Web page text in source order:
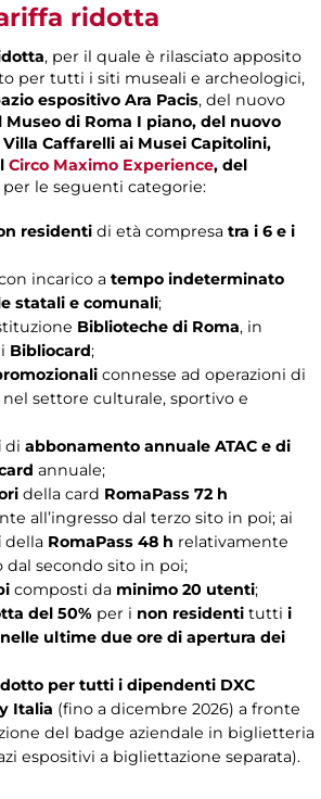
ridotta
, per il quale è rilasciato apposito
per tutti i siti museali e archeologici,
espositivo Ara Pacis, del nuovo
Museo di Roma I piano, del nuovo
Caffarelli ai Musei Capitolini,
Circo Maximo Experience, del
per le seguenti categorie:
residentidi età compresa tra i 6 e i
incarico a tempo indeterminato
statali e comunali;
Biblioteche di Roma, in
Bibliocard;
connesse ad operazioni di
settore culturale, sportivo e
di abbonamento annuale ATAC e di
annuale;
della card RomaPass 72 h
all’ingresso dal terzo sito in poi; ai
della RomaPass 48 h relativamente
dal secondo sito in poi;
composti da minimo 20 utenti;
del 50%per i non residentitutti i
ultime due ore di apertura dei
per tutti i dipendenti DXC
Italia (fino a dicembre 2026) a fronte
del badge aziendale in biglietteria
espositivi a bigliettazione separata).